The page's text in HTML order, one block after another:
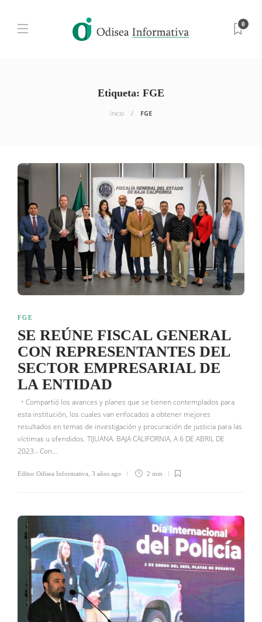
0
Etiqueta: FGE
Inicio FGE
FGE
SE REÚNE FISCAL GENERAL
CON REPRESENTANTES DEL
SECTOR EMPRESARIAL DE
LA ENTIDAD
• Compartió los avances y planes que se tienen contemplados para
esta institución, los cuales van enfocados a obtener mejores
resultados en temas de investigación y procuración de justicia para las
víctimas u ofendidos. TIJUANA. BAJA CALIFORNIA, A 6 DE ABRIL DE
2023.- Con…
Editor Odisea Informativa 3 años ago 2 min